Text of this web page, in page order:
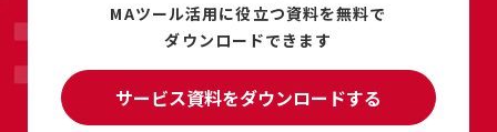
MAツール活用に役立つ資料を無料で
ダウンロードできます
サービス資料をダウンロードする